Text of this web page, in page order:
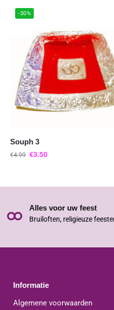
-30%
Souph 3
€4.99 €3.50
Alles voor uw feest
Bruiloften, religieuze
Informatie
Algemene voorwaarden